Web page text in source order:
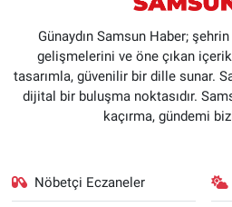
Günaydın Samsun Haber;
gelişmelerini ve öne çıkan
tasarımla, güvenilir bir dille sunar.
dijital bir buluşma noktasıdır.
kaçırma, gündemi
Nöbetçi Eczaneler